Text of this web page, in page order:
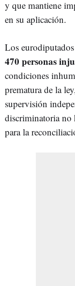
y que mantiene
en su aplicación.
Los
470 personas
condiciones
prematura de la
supervisión
discriminatoria no
para la